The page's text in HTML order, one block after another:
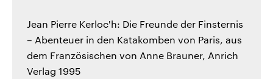
Jean Pierre Kerloc'h: Die Freunde der Finsternis
– Abenteuer in den Katakomben von Paris, aus
dem Französischen von Anne Brauner, Anrich
Verlag 1995